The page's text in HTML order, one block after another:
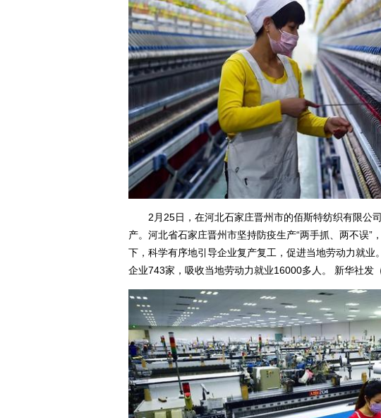
2月25日，在河北石家庄晋州市的佰斯特纺织有限公
产。河北省石家庄晋州市坚持防疫生产“两手抓、两不误”
下，科学有序地引导企业复产复工，促进当地劳动力就业
企业743家，吸收当地劳动力就业16000多人。 新华社发